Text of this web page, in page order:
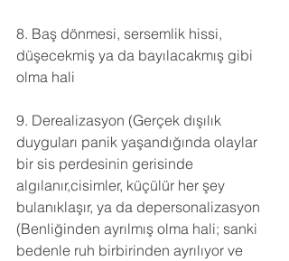
8. Baş dönmesi, sersemlik hissi,
düşecekmiş ya da bayılacakmış gibi
olma hali
9. Derealizasyon (Gerçek dışılık
duyguları panik yaşandığında olaylar
bir sis perdesinin gerisinde
algılanır,cisimler, küçülür her şey
bulanıklaşır, ya da depersonalizasyon
(Benliğinden ayrılmış olma hali; sanki
bedenle ruh birbirinden ayrılıyor ve